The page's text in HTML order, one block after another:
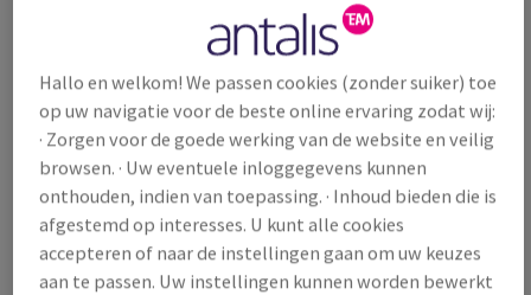
/ 1 000 Vel
(118 kg )
VERWACHTE LEVERING 10/08/2026
Verpakkingsaantallen
Pak
− +
Hallo en welkom! We passen cookies (zonder suiker) toe
op uw navigatie voor de beste online ervaring zodat wij:
· Zorgen voor de goede werking van de website en veilig
browsen. · Uw eventuele inloggegevens kunnen
onthouden, indien van toepassing. · Inhoud bieden die is
afgestemd op interesses. U kunt alle cookies
accepteren of naar de instellingen gaan om uw keuzes
aan te passen. Uw instellingen kunnen worden bewerkt